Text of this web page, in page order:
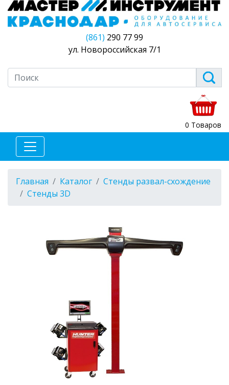
(861) 290 77 99
ул. Новороссийская 7/1
0 Товаров
Главная Каталог
Стенды развал-схождение
Стенды 3D